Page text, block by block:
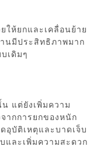
ให้ยกและเคลื่อนย้าย
นมีประสิทธิภาพมาก
เดิมๆ
แต่ยังเพิ่มความ
ากการยกของหนัก
อุบัติเหตุและบาดเจ็บ
และเพิ่มความสะดวก